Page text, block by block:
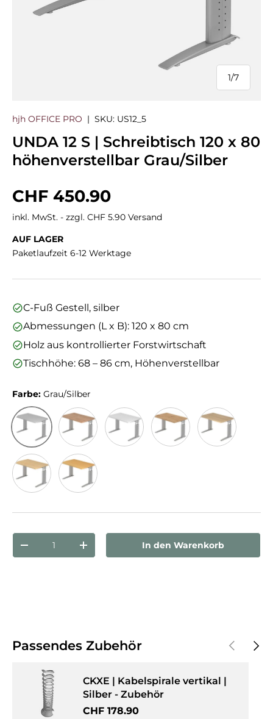
1/
von
7
hjh OFFICE PRO | SKU: US12_5
UNDA 12 S | Schreibtisch 120 x 80
höhenverstellbar Grau/Silber
Normaler Preis
CHF 450.90
inkl. MwSt. - zzgl. CHF 5.90 Versand
AUF LAGER
Paketlaufzeit 6-12 Werktage
C-Fuß Gestell, silber
Abmessungen (L x B): 120 x 80 cm
Holz aus kontrollierter Forstwirtschaft
Tischhöhe: 68 – 86 cm, Höhenverstellbar
Farbe: Grau/Silber
Grau/SilberNussbaum/Silber
Anzahl
Menge verringernMenge erhöhenIn den Warenkorb
Passendes Zubehör Vorherige
CKXE | Kabelspirale vertikal |
Silber - Zubehör
Normaler Preis
CHF 178.90